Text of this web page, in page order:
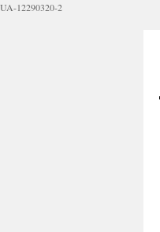
UA-12290320-2